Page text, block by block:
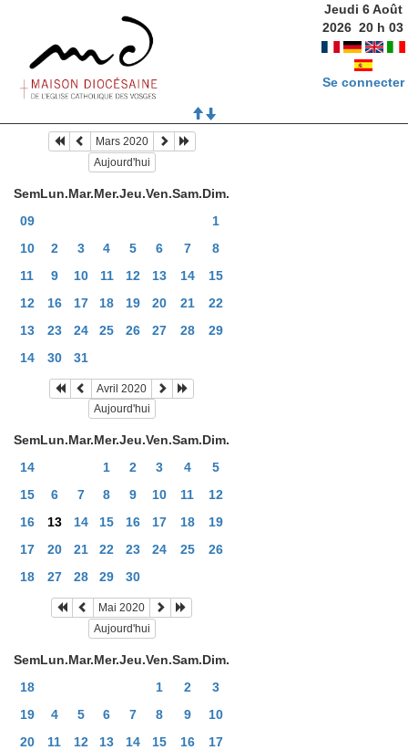
Jeudi 6 Août
2026 20 h03
Se connecter
Mars 2020
Aujourd'hui
SemLun.Mar.Mer.Jeu.Ven.Sam.Dim.
09
1
10
2 3 4 5 6 7
8
11
9 10 11 12 13 14
15
12
16 17 18 19 20 21
22
13
23 24 25 26 27 28
29
14
30 31
Avril 2020
Aujourd'hui
SemLun.Mar.Mer.Jeu.Ven.Sam.Dim.
14
1 2 3 4
5
15
6 7 8 9 10 11
12
16
13 14 15 16 17 18
19
17
20 21 22 23 24 25
26
18
27 28 29 30
Mai 2020
Aujourd'hui
SemLun.Mar.Mer.Jeu.Ven.Sam.Dim.
18
1 2
3
19
4 5 6 7 8 9
10
20
11 12 13 14 15 16
17